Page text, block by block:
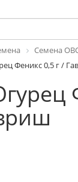
Семена
Феникс 0,5 г /